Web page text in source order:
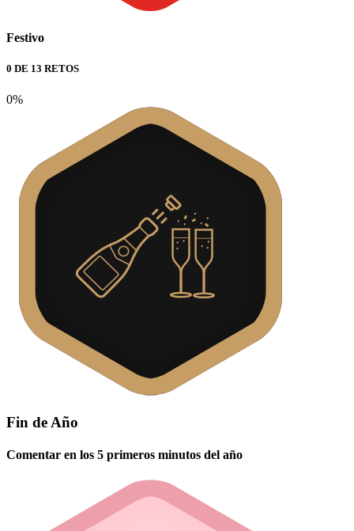
Festivo
0 DE 13 RETOS
0%
Fin de Año
Comentar en los 5 primeros minutos del año